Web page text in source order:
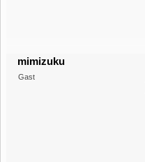
mimizuku
Gast